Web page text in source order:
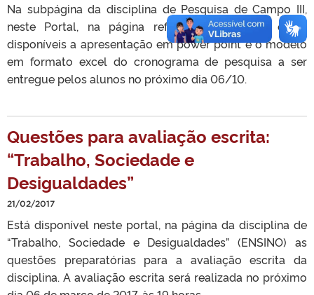
Na subpágina da disciplina de Pesquisa de Campo III,
neste Portal, na página referente à ENSINO, estão
disponíveis a apresentação em power point e o modelo
em formato excel do cronograma de pesquisa a ser
entregue pelos alunos no próximo dia 06/10.
Questões para avaliação escrita:
“Trabalho, Sociedade e
Desigualdades”
21/02/2017
Está disponível neste portal, na página da disciplina de
“Trabalho, Sociedade e Desigualdades” (ENSINO) as
questões preparatórias para a avaliação escrita da
disciplina. A avaliação escrita será realizada no próximo